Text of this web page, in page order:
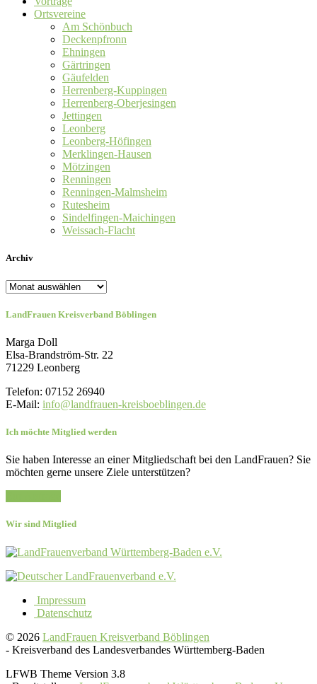
Ortsvereine
Am Schönbuch
Deckenpfronn
Ehningen
Gärtringen
Gäufelden
Herrenberg-Kuppingen
Herrenberg-Oberjesingen
Jettingen
Leonberg
Leonberg-Höfingen
Merklingen-Hausen
Mötzingen
Renningen
Renningen-Malmsheim
Rutesheim
Sindelfingen-Maichingen
Weissach-Flacht
Archiv
Archiv
LandFrauen Kreisverband Böblingen
Marga Doll
Elsa-Brandström-Str. 22
71229 Leonberg
Telefon: 07152 26940
E-Mail: info@landfrauen-kreisboeblingen.de
Ich möchte Mitglied werden
Sie haben Interesse an einer Mitgliedschaft bei den LandFrauen? Sie
möchten gerne unsere Ziele unterstützen?
Wir sind Mitglied
Impressum
Datenschutz
© 2026 LandFrauen Kreisverband Böblingen
- Kreisverband des Landesverbandes Württemberg-Baden
LFWB Theme Version 3.8